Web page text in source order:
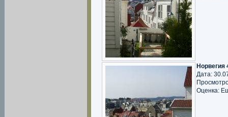
Норвегия
Дата:
Оценка: